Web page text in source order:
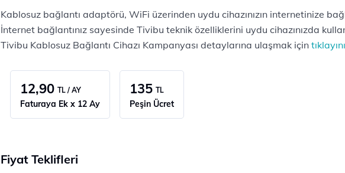
Kablosuz bağlantı adaptörü, WiFi üzerinden uydu cihazınızın internetinize
İnternet bağlantınız sayesinde Tivibu teknik özelliklerini uydu cihazınızda
Tivibu Kablosuz Bağlantı Cihazı Kampanyası detaylarına ulaşmak için
12,90 TL / AY
Faturaya Ek x 12 Ay
135 TL
Peşin Ücret
Fiyat Teklifleri